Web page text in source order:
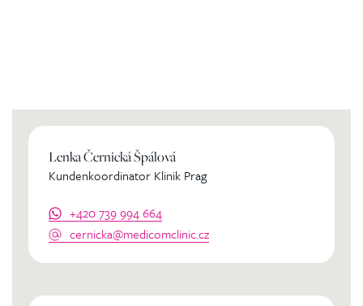
Lenka Černická Špálová
Kundenkoordinator Klinik Prag
+420 739 994 664
cernicka@medicomclinic.cz